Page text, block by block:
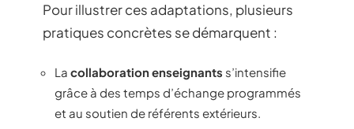
Pour illustrer ces adaptations, plusieurs
pratiques concrètes se démarquent :
La collaboration enseignants s’intensifie
grâce à des temps d’échange programmés
et au soutien de référents extérieurs.